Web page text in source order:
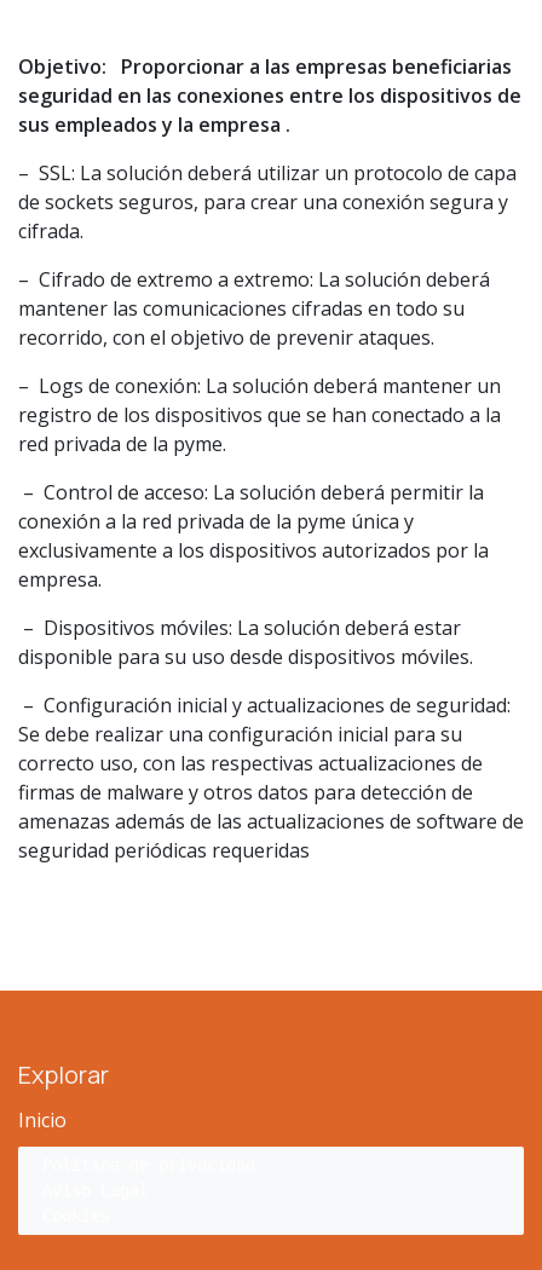
Objetivo: Proporcionar a las empresas beneficiarias
seguridad en las conexiones entre los dispositivos de
sus empleados y la empresa .
– SSL: La solución deberá utilizar un protocolo de capa
de sockets seguros, para crear una conexión segura y
cifrada.
– Cifrado de extremo a extremo: La solución deberá
mantener las comunicaciones cifradas en todo su
recorrido, con el objetivo de prevenir ataques.
– Logs de conexión: La solución deberá mantener un
registro de los dispositivos que se han conectado a la
red privada de la pyme.
– Control de acceso: La solución deberá permitir la
conexión a la red privada de la pyme única y
exclusivamente a los dispositivos autorizados por la
empresa.
– Dispositivos móviles: La solución deberá estar
disponible para su uso desde dispositivos móviles.
– Configuración inicial y actualizaciones de seguridad:
Se debe realizar una configuración inicial para su
correcto uso, con las respectivas actualizaciones de
firmas de malware y otros datos para detección de
amenazas además de las actualizaciones de software de
seguridad periódicas requeridas
Explorar
Inicio